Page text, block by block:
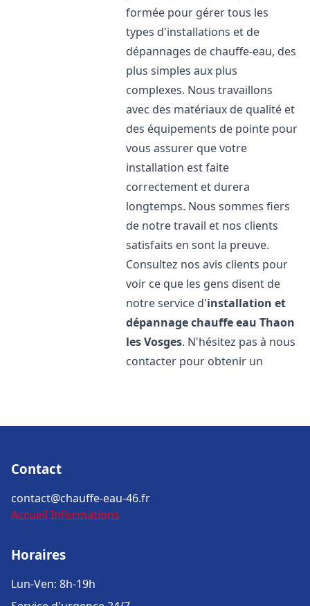
formée pour gérer tous les
types d'installations et de
dépannages de chauffe-eau, des
plus simples aux plus
complexes. Nous travaillons
avec des matériaux de qualité et
des équipements de pointe pour
vous assurer que votre
installation est faite
correctement et durera
longtemps. Nous sommes fiers
de notre travail et nos clients
satisfaits en sont la preuve.
Consultez nos avis clients pour
voir ce que les gens disent de
notre service d'installation et
dépannage chauffe eau Thaon
les Vosges. N'hésitez pas à nous
contacter pour obtenir un
Contact
contact@chauffe-eau-46.fr
Accueil Informations
Horaires
Lun-Ven: 8h-19h